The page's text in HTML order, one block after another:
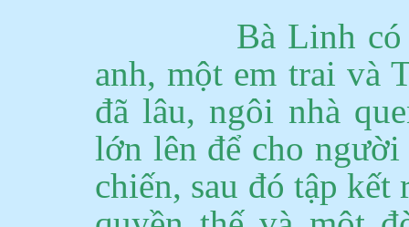
Bà Linh
anh, một em trai và
đã lâu, ngôi nhà
lớn lên để cho
chiến, sau đó tập kết